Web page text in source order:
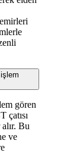
gören
çatısı
Bu
ve